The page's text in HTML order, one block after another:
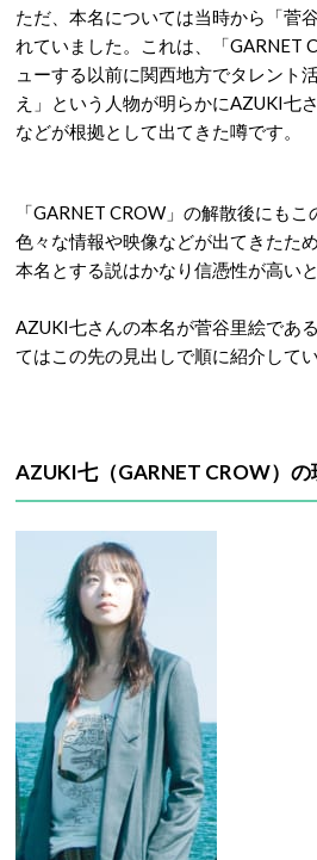
ただ、本名については当時から「菅
れていました。これは、「GARNET
ューする以前に関西地方でタレント
え」という人物が明らかにAZUKI七
などが根拠として出てきた噂です。
「GARNET CROW」の解散後にも
色々な情報や映像などが出てきたた
本名とする説はかなり信憑性が高い
AZUKI七さんの本名が菅谷里絵であ
てはこの先の見出しで順に紹介してい
AZUKI七（GARNET CROW）